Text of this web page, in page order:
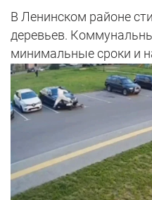
В Ленинском районе
деревьев.
минимальные сроки и